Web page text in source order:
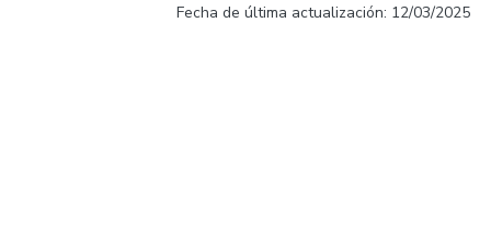
Fecha de última actualización: 12/03/2025